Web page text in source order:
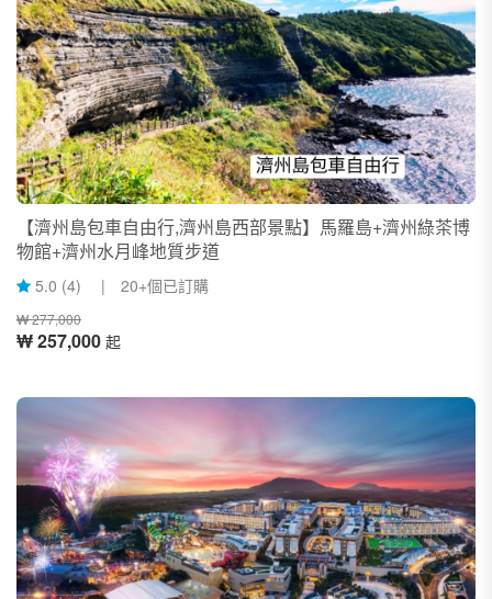
【濟州島包車自由行,濟州島西部景點】馬羅島+濟州綠茶博
物館+濟州水月峰地質步道
5.0 (4) | 20+個已訂購
₩ 277,000
₩ 257,000 起